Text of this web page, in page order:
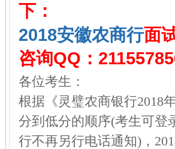
下：
2018安徽农商行面
咨询QQ：
各位考生：
根据《灵璧农商银行2018
分到低分的顺序(考生可登
行不再另行电话通知)，